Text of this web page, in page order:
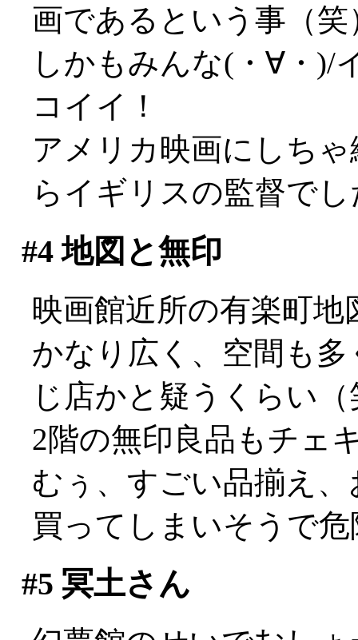
画であるという事（笑
しかもみんな(・∀・)/
コイイ！
アメリカ映画にしち
らイギリスの監督で
#4地図と無印
映画館近所の有楽町
かなり広く、空間も
じ店かと疑うくらい（
2階の無印良品もチェ
むぅ、すごい品揃え
買ってしまいそうで
#5 冥土さん